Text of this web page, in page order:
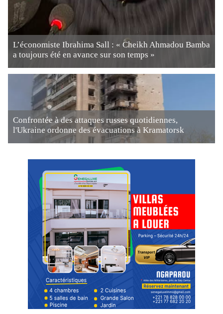
L’économiste Ibrahima Sall : « Cheikh Ahmadou Bamba
a toujours été en avance sur son temps »
Confrontée à des attaques russes quotidiennes,
l'Ukraine ordonne des évacuations à Kramatorsk